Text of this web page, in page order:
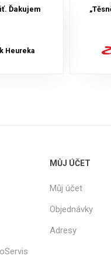
Ďakujem
Heureka
MŮJ ÚČET
Můj účet
Objednávky
Adresy